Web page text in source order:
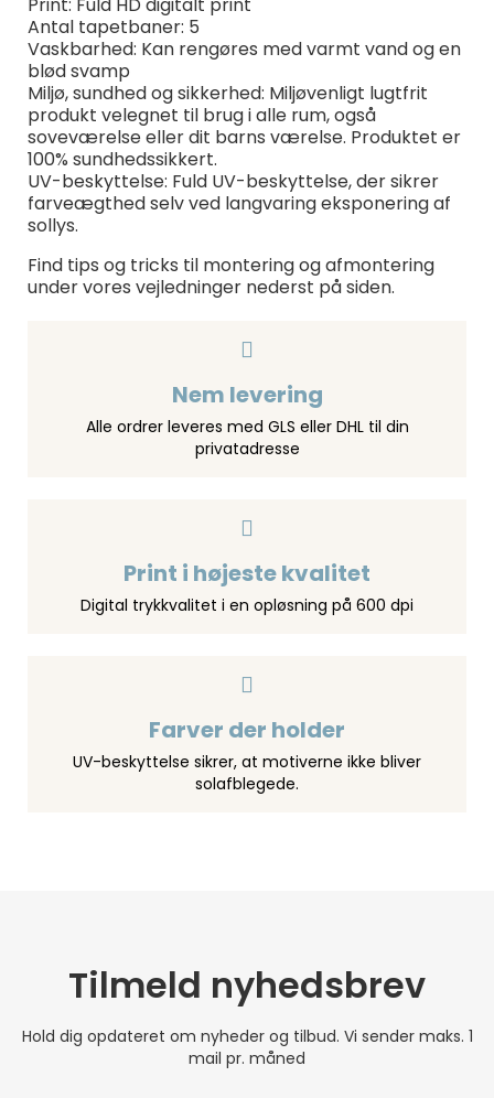
Antal tapetbaner: 5
Vaskbarhed: Kan rengøres med varmt vand og en
blød svamp
Miljø, sundhed og sikkerhed: Miljøvenligt lugtfrit
produkt velegnet til brug i alle rum, også
soveværelse eller dit barns værelse. Produktet er
100% sundhedssikkert.
UV-beskyttelse: Fuld UV-beskyttelse, der sikrer
farveægthed selv ved langvaring eksponering af
sollys.
Find tips og tricks til montering og afmontering
under vores vejledninger nederst på siden.
Nem levering
Alle ordrer leveres med GLS eller DHL til din
privatadresse
Print i højeste kvalitet
Digital trykkvalitet i en opløsning på 600 dpi
Farver der holder
UV-beskyttelse sikrer, at motiverne ikke bliver
solafblegede.
Tilmeld nyhedsbrev
Hold dig opdateret om nyheder og tilbud. Vi sender maks. 1
mail pr. måned